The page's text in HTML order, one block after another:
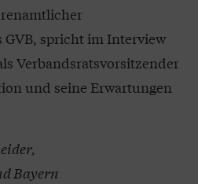
GVB, spricht im Interview
Verbandsratsvorsitzender
und seine Erwartungen
Bayern